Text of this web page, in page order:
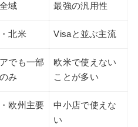
域 最強の汎用性
北米 Visaと並ぶ主流
でも一部
み
欧米で使えない
ことが多い
欧州主要
中小店で使えな
い